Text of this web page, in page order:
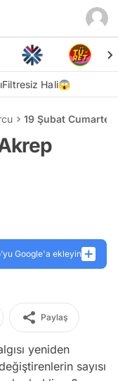
Filtresiz Hali😱
19 Şubat
Google'a ekleyin
Paylaş
yeniden
sayısı